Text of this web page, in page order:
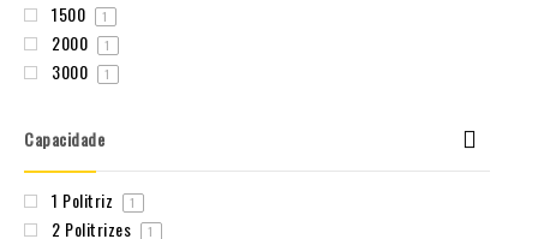
1500 1
2000 1
3000 1
Capacidade
1 Politriz 1
2 Politrizes 1